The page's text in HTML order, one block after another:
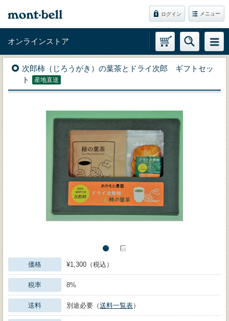
ログイン メニュー
オンラインストア
次郎柿（じろうがき）の葉茶とドライ次郎 ギフトセッ
ト
産地直送
価格 ¥1,300（税込）
税率 8%
送料 別途必要（送料一覧表）